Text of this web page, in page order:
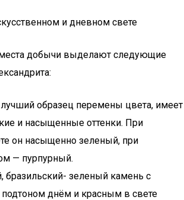
и дневном свете
места добычи выделают следующие
образец перемены цвета, имеет
и насыщенные оттенки. При
он насыщенно зеленый, при
— пурпурный.
бразильский- зеленый камень с
днём и красным в свете